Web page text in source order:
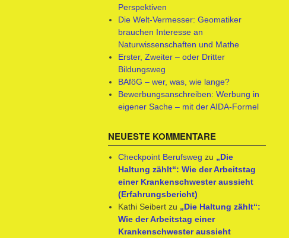
Perspektiven
Die Welt-Vermesser: Geomatiker
brauchen Interesse an
Naturwissenschaften und Mathe
Erster, Zweiter – oder Dritter
Bildungsweg
BAföG – wer, was, wie lange?
Bewerbungsanschreiben: Werbung in
eigener Sache – mit der AIDA-Formel
NEUESTE KOMMENTARE
Checkpoint Berufsweg zu „Die
Haltung zählt“: Wie der Arbeitstag
einer Krankenschwester aussieht
(Erfahrungsbericht)
Kathi Seibertzu „Die Haltung zählt“:
Wie der Arbeitstag einer
Krankenschwester aussieht